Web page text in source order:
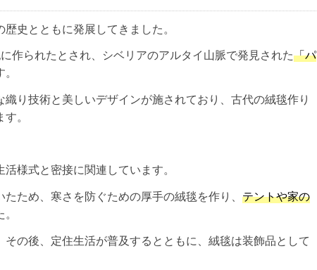
史とともに発展してきました。
作られたとされ、シベリアのアルタイ山脈で発見された「パ
織り技術と美しいデザインが施されており、古代の絨毯作り
。
様式と密接に関連しています。
ため、寒さを防ぐための厚手の絨毯を作り、 テントや家の
その後、定住生活が普及するとともに、絨毯は装飾品として